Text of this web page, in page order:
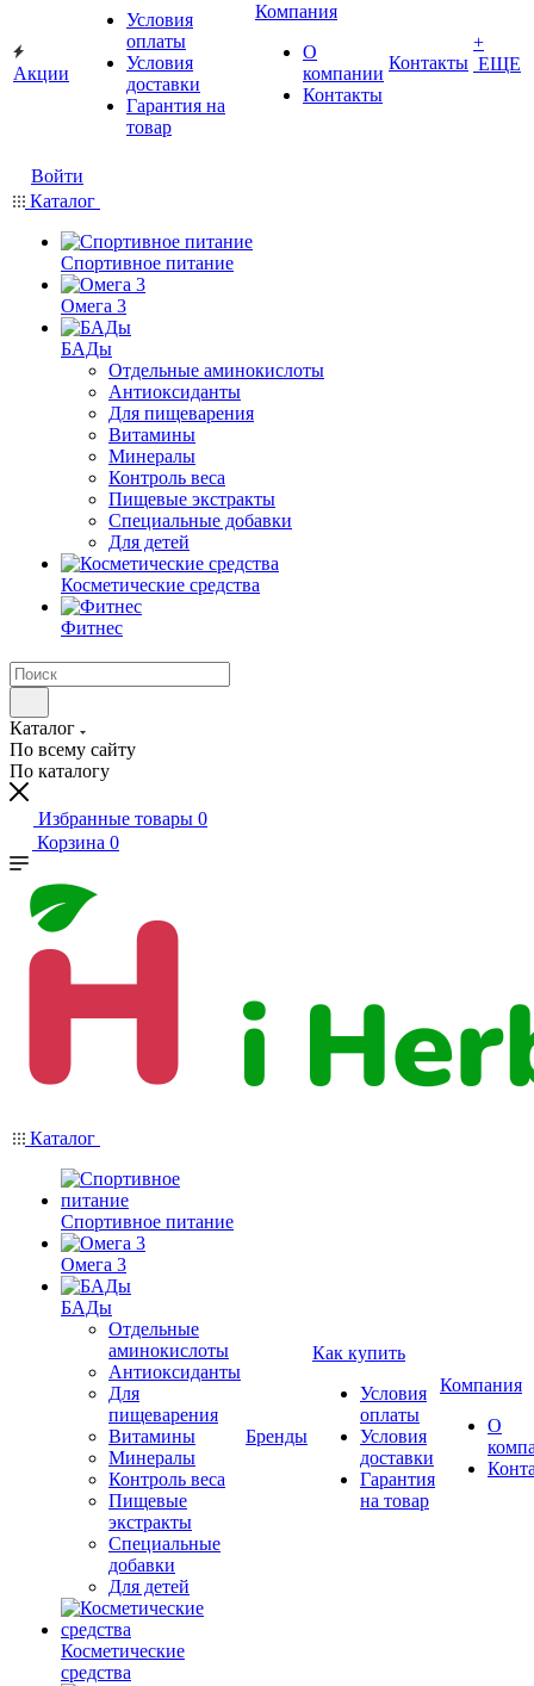
Акции
Условия
оплаты
Условия
доставки
Гарантия на
товар
Компания
О
компании
Контакты
Контакты
+
ЕЩЕ
Войти
Каталог
Спортивное питание
Омега 3
БАДы
Отдельные аминокислоты
Антиоксиданты
Для пищеварения
Витамины
Минералы
Контроль веса
Пищевые экстракты
Специальные добавки
Для детей
Косметические средства
Фитнес
Каталог
По всему сайту
По каталогу
Избранные товары 0
Корзина 0
Каталог
Спортивное питание
Омега 3
БАДы
Отдельные
аминокислоты
Антиоксиданты
Для
пищеварения
Витамины
Минералы
Контроль веса
Пищевые
экстракты
Специальные
добавки
Для детей
Косметические
средства
Бренды
Как купить
Условия
оплаты
Условия
доставки
Гарантия
на товар
Компания
О